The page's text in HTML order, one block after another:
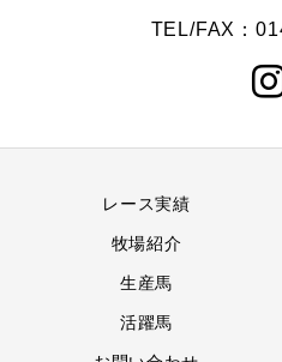
TEL/FAX：
レース実績
牧場紹介
生産馬
活躍馬